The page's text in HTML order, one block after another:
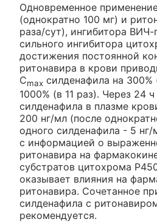
Одновременное
(однократно 100 мг) и
раза/сут), ингибитора ВИЧ-
сильного ингибитора
достижения постоянной
ритонавира в крови
Cmax силденафила на 300%
1000% (в 11 раз). Через 24
силденафила в плазме
200 нг/мл (после
одного силденафила - 5 нг/
с информацией о
ритонавира на
субстратов цитохрома
оказывает влияния на
ритонавира. Сочетанное
силденафила с
рекомендуется.